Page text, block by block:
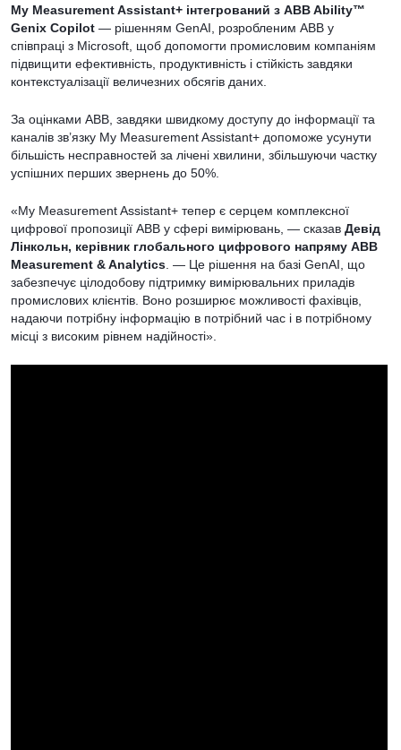
My Measurement Assistant+ інтегрований з ABB Ability™
Genix Copilot — рішенням GenAI, розробленим ABB у
співпраці з Microsoft, щоб допомогти промисловим компаніям
підвищити ефективність, продуктивність і стійкість завдяки
контекстуалізації величезних обсягів даних.
За оцінками ABB, завдяки швидкому доступу до інформації та
каналів зв’язку My Measurement Assistant+ допоможе усунути
більшість несправностей за лічені хвилини, збільшуючи частку
успішних перших звернень до 50%.
«My Measurement Assistant+ тепер є серцем комплексної
цифрової пропозиції ABB у сфері вимірювань, — сказав Девід
Лінкольн, керівник глобального цифрового напряму ABB
Measurement & Analytics . — Це рішення на базі GenAI, що
забезпечує цілодобову підтримку вимірювальних приладів
промислових клієнтів. Воно розширює можливості фахівців,
надаючи потрібну інформацію в потрібний час і в потрібному
місці з високим рівнем надійності».